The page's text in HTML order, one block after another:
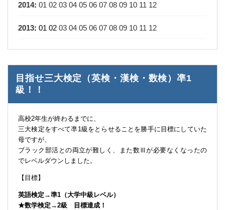
2014: 01 02 03 04 05 06 07 08 09 10 11 12
2013: 01 02 03 04 05 06 07 08 09 10 11 12
目指せ三大検定（英検・漢検・数検）凖1
級！！
高校2年生が終わるまでに、
三大検定をすべて凖1級をとらせることを勝手に目標にしていた
母ですが、
ブラック部活との両立が難しく、また数Ⅲが必要なくなったの
でレベルダウンしました。
【目標】
英語検定→準1（大学中級レベル）
★数学検定→2級 目標達成！